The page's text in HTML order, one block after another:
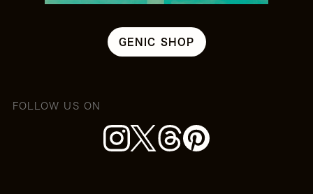
GENIC SHOP
FOLLOW US ON